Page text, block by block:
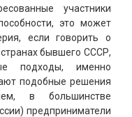
участники
это может
если говорить о
бывшего СССР,
подходы, именно
подобные решения
в большинстве
предприниматели